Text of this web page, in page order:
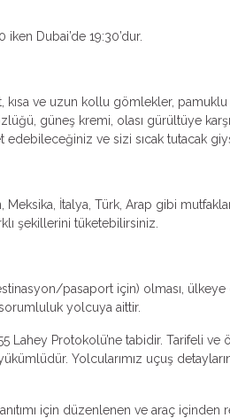
Dubai’de 19:30’dur.
ve uzun kollu gömlekler,
güneş kremi, olası gürültüye
edebileceğiniz ve sizi sıcak tutacak
İtalya, Türk, Arap gibi
şekillerini tüketebilirsiniz.
pasaport için) olması,
yolcuya aittir.
Lahey Protokolü’ne tabidir. Tarifeli
Yolcularımız uçuş
için düzenlenen ve araç